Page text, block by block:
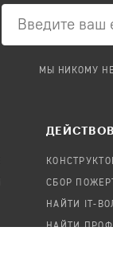
МЫ НИКОМУ
СБОР
НАЙТИ IT-
НАЙТИ